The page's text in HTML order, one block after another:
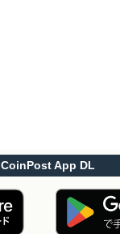
CoinPost App DL